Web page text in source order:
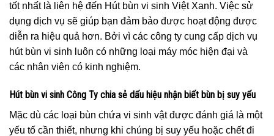
tốt nhất là liên hệ đến Hút bùn vi sinh Việt Xanh. Việc sử
dụng dịch vụ sẽ giúp bạn đảm bảo được hoạt động được
diễn ra hiệu quả hơn. Bởi vì các công ty cung cấp dịch vụ
hút bùn vi sinh luôn có những loại máy móc hiện đại và
các nhân viên có kinh nghiệm.
Hút bùn vi sinh Công Ty chia sẻ dấu hiệu nhận biết bùn bị suy yếu
Mặc dù các loại bùn chứa vi sinh vật được đánh giá là một
yếu tố cần thiết, nhưng khi chúng bị suy yếu hoặc chết đi